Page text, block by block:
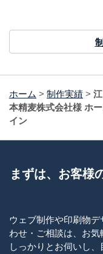
ホーム > 制作実績 >
本精麦株式会社様 ホ
イン
まずは、お客様
ウェブ制作や印刷物
わせ・ご相談は、お
しっかりとお伺いし